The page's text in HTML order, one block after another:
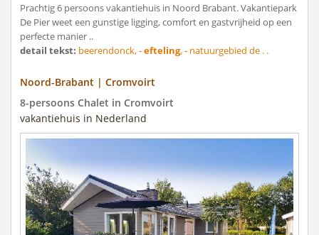
Prachtig 6 persoons vakantiehuis in Noord Brabant. Vakantiepark
De Pier weet een gunstige ligging, comfort en gastvrijheid op een
perfecte manier ..
detail tekst: beerendonck, -efteling, - natuurgebied de . .
Noord-Brabant | Cromvoirt
8-persoons Chalet in Cromvoirt
vakantiehuis in Nederland